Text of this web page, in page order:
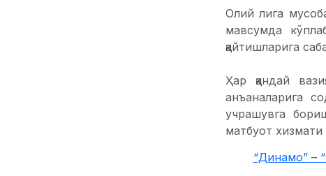
Олий лига
мавсумда
қайтишларига
Ҳар қандай
анъаналарига
учрашувга
матбуот хизмати
“Динамо” –